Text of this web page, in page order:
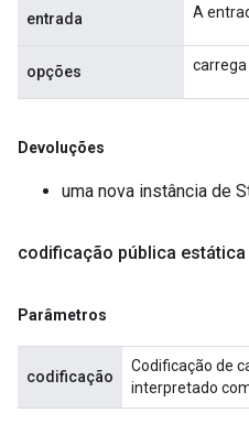
entrada A
opções
Devoluções
uma nova instância de
codificação pública estática
Parâmetros
codificação
Codificação de
interpretado